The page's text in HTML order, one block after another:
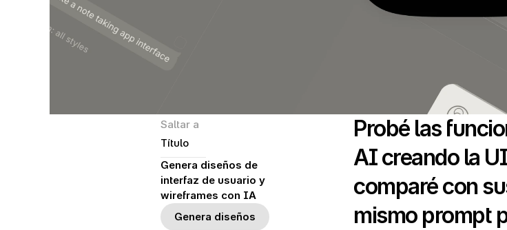
Saltar a
Título
Genera diseños de
interfaz de usuario y
wireframes con IA
Genera diseños
Probé las
AI creando la
comparé con
mismo prompt